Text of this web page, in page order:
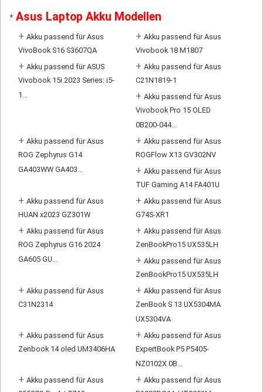
* Asus Laptop Akku Modellen
+ Akku passend für Asus
VivoBook S16 S3607QA
+ Akku passend für Asus
Vivobook 18 M1807
+ Akku passend für ASUS
Vivobook 15i 2023 Series: i5-
1...
+ Akku passend für Asus
C21N1819-1
+ Akku passend für Asus
Vivobook Pro 15 OLED
0B200-044...
+ Akku passend für Asus
ROG Zephyrus G14
GA403WW GA403...
+ Akku passend für Asus
ROGFlow X13 GV302NV
+ Akku passend für Asus
TUF Gaming A14 FA401U
+ Akku passend für Asus
HUAN x2023 GZ301W
+ Akku passend für Asus
G74S-XR1
+ Akku passend für Asus
ROG Zephyrus G16 2024
GA605 GU...
+ Akku passend für Asus
ZenBookPro15 UX535LH
+ Akku passend für Asus
ZenBookPro15 UX535LH
+ Akku passend für Asus
C31N2314
+ Akku passend für Asus
ZenBook S 13 UX5304MA
UX5304VA
+ Akku passend für Asus
Zenbook 14 oled UM3406HA
+ Akku passend für Asus
ExpertBook P5 P5405-
NZ0102X 0B...
+ Akku passend für Asus + Akku passend für Asus